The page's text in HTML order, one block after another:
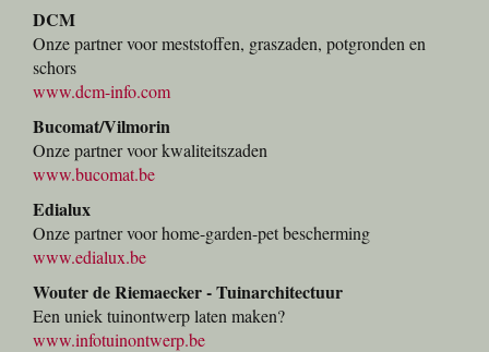
DCM
Onze partner voor meststoffen, graszaden, potgronden en
schors
www.dcm-info.com
Bucomat/Vilmorin
Onze partner voor kwaliteitszaden
www.bucomat.be
Edialux
Onze partner voor home-garden-pet bescherming
www.edialux.be
Wouter de Riemaecker - Tuinarchitectuur
Een uniek tuinontwerp laten maken?
www.infotuinontwerp.be